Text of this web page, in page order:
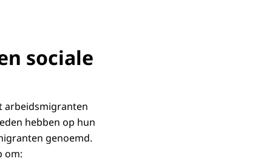
sociale
arbeidsmigranten
hebben op hun
genoemd.
om: